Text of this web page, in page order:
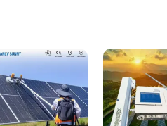
มและความก้าวหน้าทาง
จากสิ่งเหล่านี้มีอิทธิพลต่อ
และการผสานรวมที่คุณอาจ
กษาความสามารถในการ